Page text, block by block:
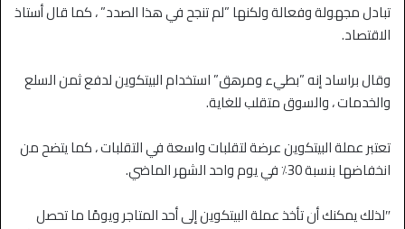
تبادل مجهولة وفعالة ولكنها ”لم تنجح في هذا الصدد” ، كما قال أستاذ
الاقتصاد.
وقال براساد إنه ”بطيء ومرهق” استخدام البيتكوين لدفع ثمن السلع
والخدمات ، والسوق متقلب للغاية.
تعتبر عملة البيتكوين عرضة لتقلبات واسعة في التقلبات ، كما يتضح من
انخفاضها بنسبة 30٪ في يوم واحد الشهر الماضي.
″لذلك يمكنك أن تأخذ عملة البيتكوين إلى أحد المتاجر ويومًا ما تحصل